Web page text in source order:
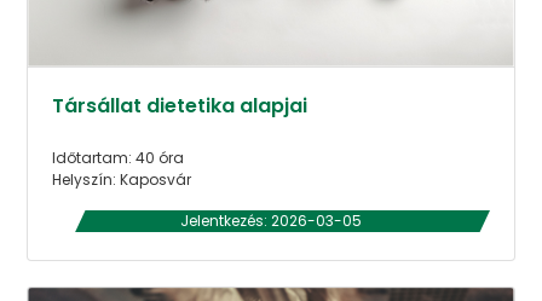
Társállat dietetika alapjai
Időtartam: 40 óra
Helyszín: Kaposvár
Jelentkezés: 2026-03-05